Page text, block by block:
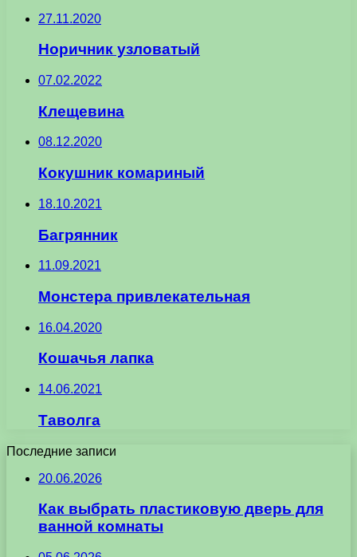
27.11.2020
Норичник узловатый
07.02.2022
Клещевина
08.12.2020
Кокушник комариный
18.10.2021
Багрянник
11.09.2021
Монстера привлекательная
16.04.2020
Кошачья лапка
14.06.2021
Таволга
Последние записи
20.06.2026
Как выбрать пластиковую дверь для
ванной комнаты